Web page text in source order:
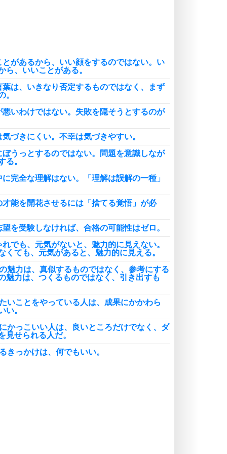
恋する人が知っておきたい30の大切なこと
とがあるから、いい顔をするのではない。い
ら、いいことがある。
葉は、いきなり否定するものではなく、まず
。
悪いわけではない。失敗を隠そうとするのが
気づきにくい。不幸は気づきやすい。
ぼうっとするのではない。問題を意識しなが
る。
に完全な理解はない。「理解は誤解の一種」
才能を開花させるには「捨てる覚悟」が必
望を受験しなければ、合格の可能性はゼロ。
れでも、元気がないと、魅力的に見えない。
くても、元気があると、魅力的に見える。
の魅力は、真似するものではなく、参考にする
魅力は、つくるものではなく、引き出すも
いことをやっている人は、成果にかかわら
い。
にかっこいい人は、良いところだけでなく、ダ
見せられる人だ。
きっかけは、何でもいい。